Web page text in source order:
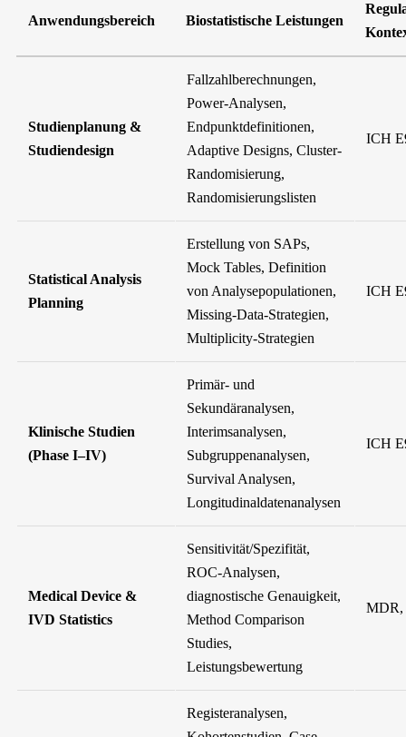
Anwendungsbereich Biostatistische Leistungen
Studienplanung &
Studiendesign
Fallzahlberechnungen,
Power-Analysen,
Endpunktdefinitionen,
Adaptive Designs, Cluster-
Randomisierung,
Randomisierungslisten
ICH
Statistical Analysis
Planning
Erstellung von SAPs,
Mock Tables, Definition
von Analysepopulationen,
Missing-Data-Strategien,
Multiplicity-Strategien
ICH
Klinische Studien
(Phase I–IV)
Primär- und
Sekundäranalysen,
Interimsanalysen,
Subgruppenanalysen,
Survival Analysen,
Longitudinaldatenanalysen
ICH
Medical Device &
IVD Statistics
Sensitivität/Spezifität,
ROC-Analysen,
diagnostische Genauigkeit,
Method Comparison
Studies,
Leistungsbewertung
Registeranalysen,